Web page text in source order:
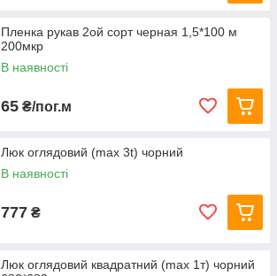
Пленка рукав 2ой сорт черная 1,5*100 м
200мкр
В наявності
65 ₴/пог.м
Люк оглядовий (max 3t) чорний
В наявності
777 ₴
Люк оглядовий квадратний (max 1т) чорний